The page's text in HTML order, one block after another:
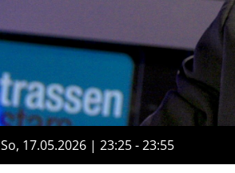
So, 17.05.2026 | 23:25 - 23:55